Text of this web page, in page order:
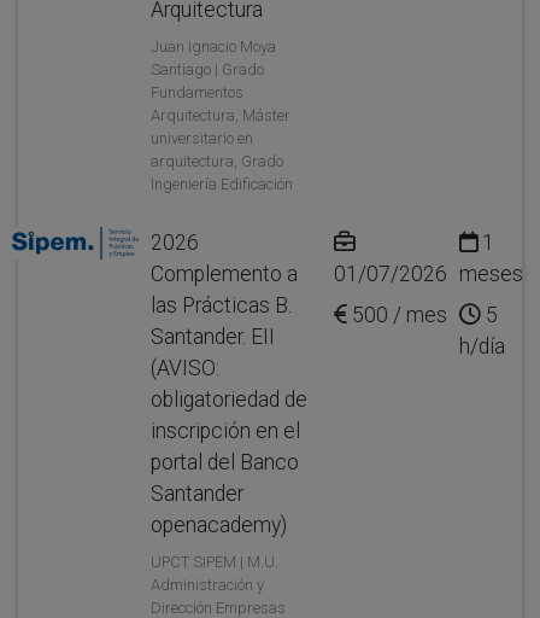
Arquitectura
Juan Ignacio Moya
Santiago | Grado
Fundamentos
Arquitectura, Máster
universitario en
arquitectura, Grado
Ingeniería Edificación
2026
Complemento a
las Prácticas B.
Santander. EII
(AVISO:
obligatoriedad de
inscripción en el
portal del Banco
Santander
openacademy)
UPCT SIPEM | M.U.
Administración y
Dirección Empresas
01/07/2026
500 / mes
1
meses
5
h/día